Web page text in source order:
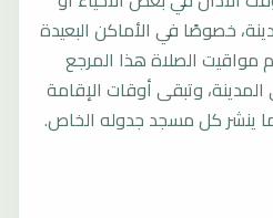
خصوصًا في الأماكن البعيدة
الصلاة هذا المرجع
وتبقى أوقات الإقامة
ينشر كل مسجد جدوله الخاص.